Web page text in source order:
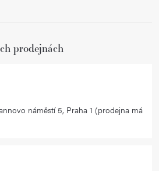
prodejnách
náměstí 5, Praha 1 (prodejna má